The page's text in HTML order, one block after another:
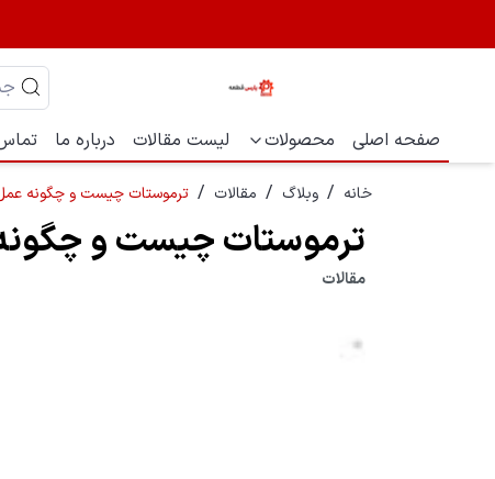
صفحه اصلی
محصولات لیست مقالات درباره ما
خانه / وبلاگ / مقالات / ترموستات چیست و چگونه
ترموستات چیست و
مقالات